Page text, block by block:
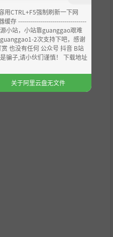
里不与外界交流。
生理性恶心，实际上是个温
，仍然勉强自己收养了无家
用CTRL+F5强制刷新一下网
缓存 ----------------------------------
小站，小站靠guanggao艰难
2次支持下吧，感谢
也没有任何 公众号 抖音 B站
骗子,请小伙们谨慎！ 下载地址
关于阿里云盘无文件